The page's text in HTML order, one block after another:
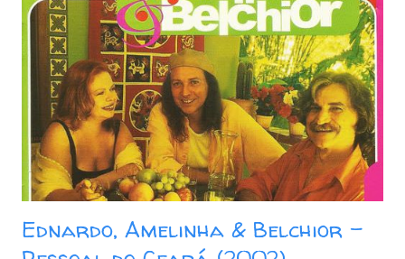
Ednardo, Amelinha & Belchior -